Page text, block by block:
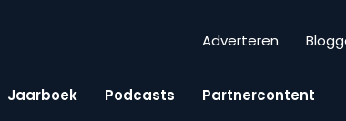
Adverteren
Jaarboek Podcasts Partnercontent